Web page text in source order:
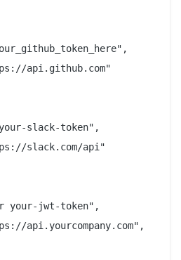
api.github.com"
slack-token",
slack.com/api"
your-jwt-token",
api.yourcompany.com",